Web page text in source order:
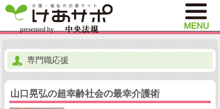
専門職応援
山口晃弘の超幸齢社会の最幸介護術